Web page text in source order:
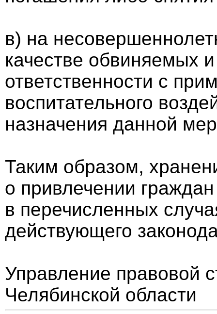
в) на
качестве обвиняемых
ответственности с
воспитательного
назначения данной
Таким образом,
о привлечении граждан
в перечисленных
действующего
Управление правовой
Челябинской области